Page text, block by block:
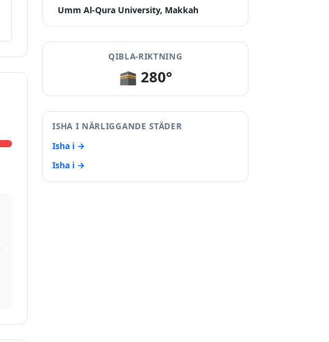
Umm Al-Qura University, Makkah
QIBLA-RIKTNING
🕋 280°
ISHA I NÄRLIGGANDE STÄDER
Isha i →
Isha i →